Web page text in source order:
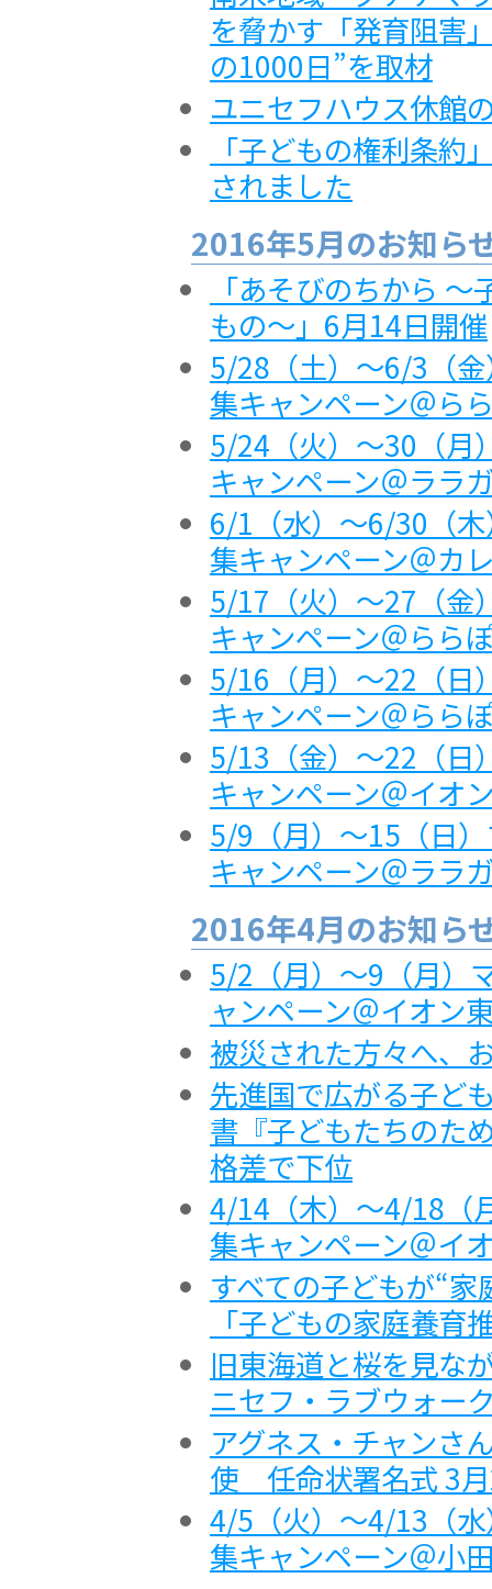
を脅かす「発育阻害
の1000日”を取材
ユニセフハウス休館
「子どもの権利条約
されました
2016年5月のお知ら
「あそびのちから
もの～」6月14日開催
5/28（土）～6/3（
集キャンペーン＠ら
5/24（火）～30（月
キャンペーン＠ララ
6/1（水）～6/30（
集キャンペーン＠カ
5/17（火）～27（金
キャンペーン＠らら
5/16（月）～22（日
キャンペーン＠らら
5/13（金）～22（日
キャンペーン＠イオ
5/9（月）～15（日
キャンペーン＠ララ
2016年4月のお知ら
5/2（月）～9（月）
ャンペーン＠イオン
被災された方々へ、
先進国で広がる子ど
書『子どもたちのた
格差で下位
4/14（木）～4/18（
集キャンペーン＠イ
すべての子どもが“
「子どもの家庭養育
旧東海道と桜を見な
ニセフ・ラブウォー
アグネス・チャンさ
使 任命状署名式 3
4/5（火）～4/13（
集キャンペーン＠小